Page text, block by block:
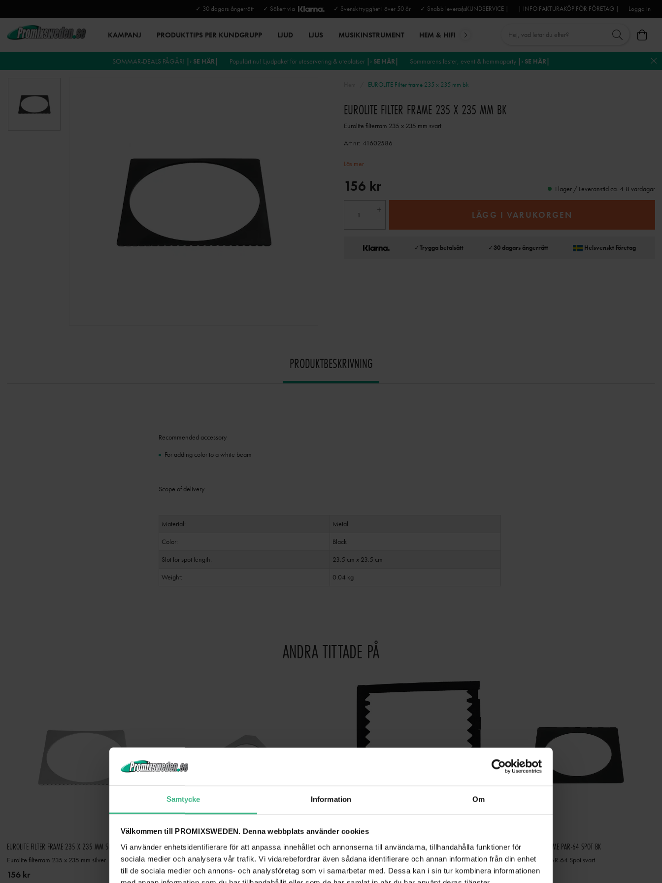
Samtycke Information Om
Välkommen till PROMIXSWEDEN. Denna webbplats använder cookies
Vi använder enhetsidentifierare för att anpassa innehållet och annonserna till användarna, tillhandahålla funktioner för
sociala medier och analysera vår trafik. Vi vidarebefordrar även sådana identifierare och annan information från din enhet
till de sociala medier och annons- och analysföretag som vi samarbetar med. Dessa kan i sin tur kombinera informationen
✓ 30 dagars ångerrätt ✓ Säkert via ✓ Svensk trygghet i över 50 år ✓ Snabb leverans| KUNDSERVICE | | INFO FAKTURAKÖP FÖR FÖRETAG | Logga in
KAMPANJ PRODUKTTIPS PER KUNDGRUPP LJUD LJUS MUSIKINSTRUMENT HEM & HIFI MIKROFONER DJ-UTRUSTNING TROSS
SOMMAR-DEALS PÅGÅR! |› SE HÄR| Populärt nu! Ljudpaket för uteservering & uteplatser |› SE HÄR| Sommarens fester, event & hemmaparty |› SE HÄR|
EUROLITE Filter frame 235 x 235 mm bk
EUROLITE FILTER FRAME 235 X 235 MM BK
Eurolite filterram 235 x 235 mm svart
Art nr: 41602586
Läs mer
156 kr I lager / Leveranstid ca. 4-8 vardagar
LÄGG I VARUKORGEN
✓Trygga betalsätt ✓30 dagars ångerrätt Helsvenskt företag
PRODUKTBESKRIVNING
Recommended accessory
For adding color to a white beam
Scope of delivery
Material:
Metal
Color:
Black
Slot for spot length:
23.5 cm x 23.5 cm
Weight:
0.04 kg
ANDRA TITTADE PÅ
EUROLITE FILTER FRAME 235 X 235 MM SIL
Eurolite filterram 235 x 235 mm silver
156 kr
EUROLITE FILTER FRAME PAR-20 SPOT SILVER
Eurolite filterram PAR-20 Spot silver
143 kr
EUROLITE FILTER FRAME, PRO-FLOOD 1000
Eurolite filterram, Pro-Flood 1000
243 kr
EUROLITE FILTER FRAME PAR-64 SPOT BK
Eurolite filterram PAR-64 Spot svart
184 kr